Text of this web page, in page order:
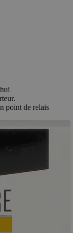
point de relais